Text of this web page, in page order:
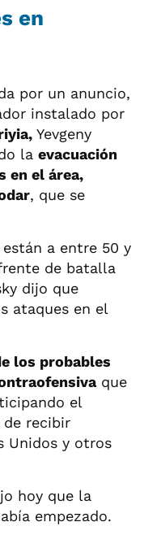
en
por un anuncio,
instalado por
Yevgeny
la evacuación
en el área,
, que se
a entre 50 y
de batalla
dijo que
ataques en el
los probables
que
el
de recibir
Unidos y otros
hoy que la
empezado.